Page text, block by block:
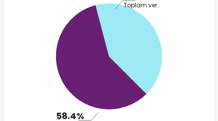
Toplam vergi
58.4%